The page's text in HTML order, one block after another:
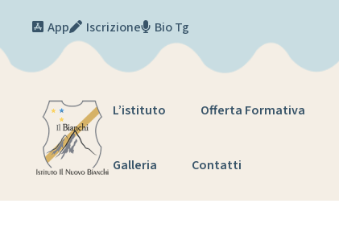
App
Iscrizione Bio Tg
L’istituto Offerta Formativa
Galleria Contatti